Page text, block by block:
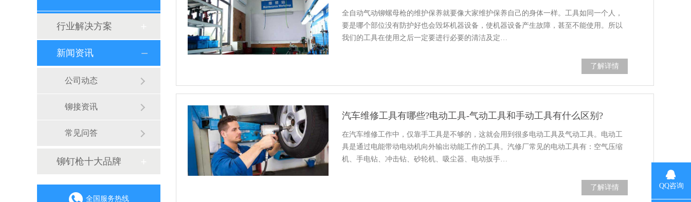
行业解决方案
新闻资讯
公司动态
铆接资讯
常见问答
铆钉枪十大品牌
全国服务热线
全自动气动铆螺母枪的维护保养就要像大家维护保养自己的身体一样。工具如同一个人，
要是哪个部位没有防护好也会毁坏机器设备，使机器设备产生故障，甚至不能使用。所以
我们的工具在使用之后一定要进行必要的清洁及定…
了解详情
汽车维修工具有哪些?电动工具-气动工具和手动工具有什么区别?
在汽车维修工作中，仅靠手工具是不够的，这就会用到很多电动工具及气动工具。电动工
具是通过电能带动电动机向外输出动能工作的工具。汽修厂常见的电动工具有：空气压缩
机、手电钻、冲击钻、砂轮机、吸尘器、电动扳手…
了解详情 QQ咨询